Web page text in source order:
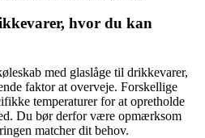
hvor du kan
med glaslåge til drikkevarer,
faktor at overveje. Forskellige
temperaturer for at opretholde
Du bør derfor være opmærksom
matcher dit behov.